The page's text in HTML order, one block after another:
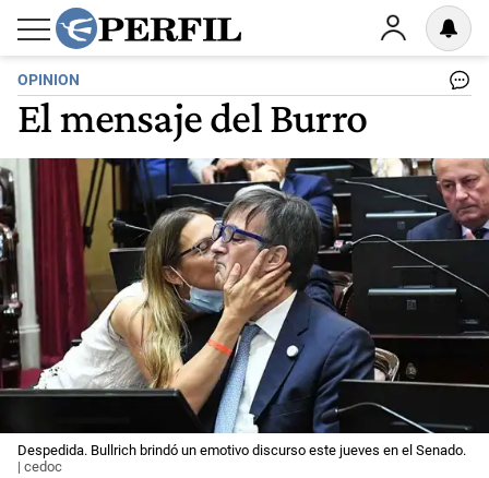
OPINION
El mensaje del Burro
Despedida. Bullrich brindó un emotivo discurso este jueves en el Senado.
| cedoc